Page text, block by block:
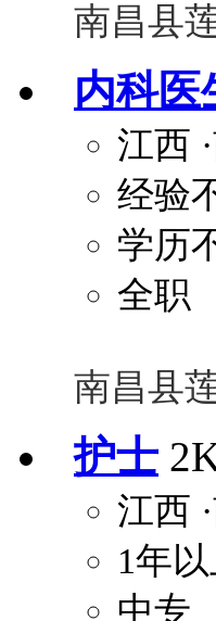
南昌县
内科医
江西
经验
学历
全职
南昌县
护士
江西
1年以
中专